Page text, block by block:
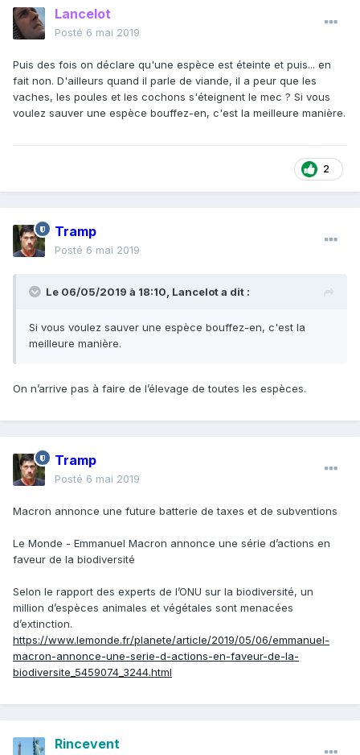
Lancelot
Posté 6 mai 2019
Puis des fois on déclare qu'une espèce est éteinte et puis... en
fait non. D'ailleurs quand il parle de viande, il a peur que les
vaches, les poules et les cochons s'éteignent le mec ? Si vous
voulez sauver une espèce bouffez-en, c'est la meilleure manière.
2
Tramp
Posté 6 mai 2019
Le 06/05/2019 à 18:10, Lancelota dit :
Si vous voulez sauver une espèce bouffez-en, c'est la
meilleure manière.
On n’arrive pas à faire de l’élevage de toutes les espèces.
Tramp
Posté 6 mai 2019
Macron annonce une future batterie de taxes et de subventions
Le Monde - Emmanuel Macron annonce une série d’actions en
faveur de la biodiversité
Selon le rapport des experts de l’ONU sur la biodiversité, un
million d’espèces animales et végétales sont menacées
d’extinction.
https://www.lemonde.fr/planete/article/2019/05/06/emmanuel-
macron-annonce-une-serie-d-actions-en-faveur-de-la-
biodiversite_5459074_3244.html
Rincevent